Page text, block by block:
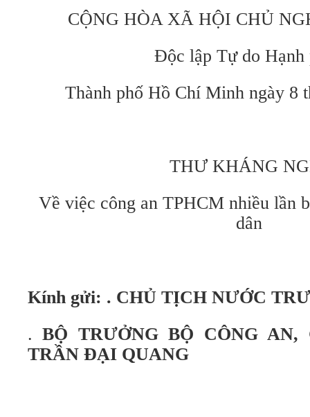
CỘNG HÒA XÃ HỘI CHỦ
Độc lập Tự do Hạnh
Thành phố Hồ Chí Minh ngày 8
THƯ KHÁNG
Về việc công an TPHCM nhiều lần
dân
Kính gửi: . CHỦ TỊCH NƯỚC
.BỘ TRƯỞNG BỘ CÔNG
TRẦN ĐẠI QUANG